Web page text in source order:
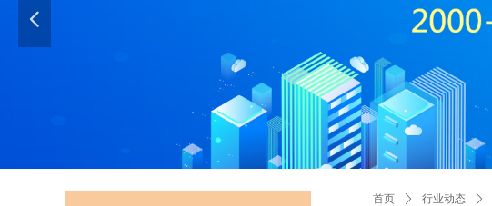
넳
首页 ꄲ 行业动态 ꄲ